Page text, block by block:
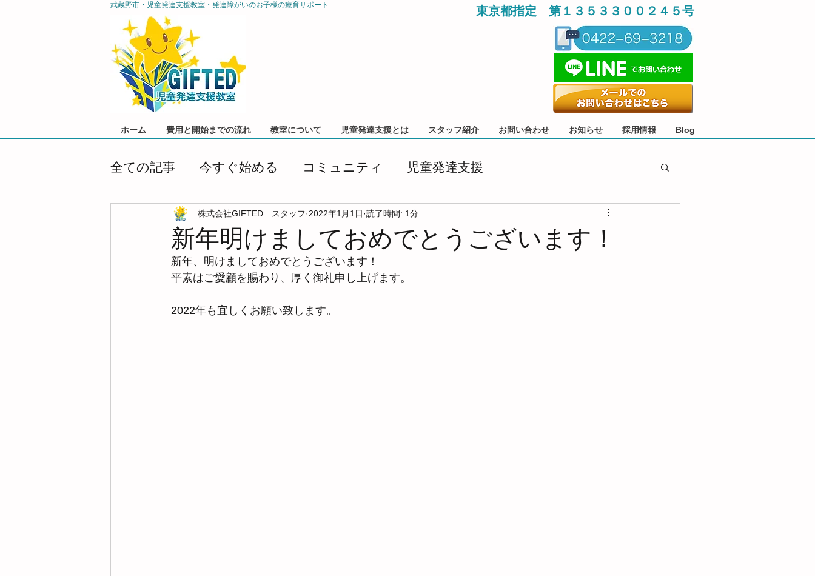
武蔵野市・児童発達支援教室・発達障がいのお子様の療育サポート 東京都指定 第１３５３３００２４５号
ホーム 費用と開始までの流れ 教室について 児童発達支援とは スタッフ紹介 お問い合わせ お知らせ 採用情報 Blog
全ての記事 今すぐ始める コミュニティ 児童発達支援
新年明けましておめでとうございます！
株式会社GIFTED スタッフ 2022年1月1日 読了時間: 1分
新年、明けましておめでとうございます！
平素はご愛顧を賜わり、厚く御礼申し上げます。
2022年も宜しくお願い致します。